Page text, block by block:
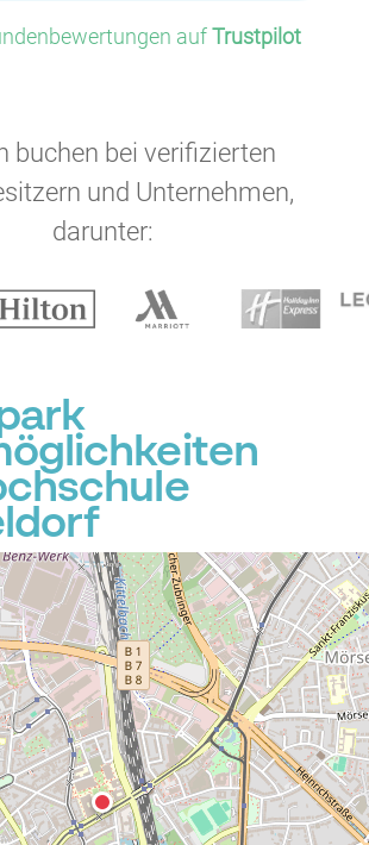
aufTrustpilot
buchen bei verifizierten
und Unternehmen,
darunter: